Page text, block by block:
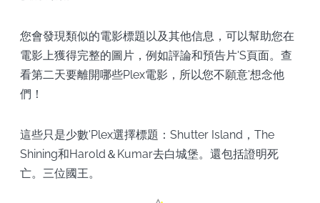
您會發現類似的電影標題以及其他信息，可以幫助您在
電影上獲得完整的圖片，例如評論和預告片'S頁面。查
看第二天要離開哪些Plex電影，所以您不願意'想念他
們！
這些只是少數'Plex選擇標題：Shutter Island，The
Shining和Harold＆Kumar去白城堡。還包括證明死
亡。三位國王。